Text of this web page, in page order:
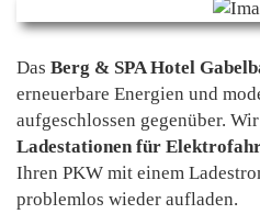
Das Berg & SPA Hotel
erneuerbare Energien und
aufgeschlossen gegenüber.
Ladestationen für
Ihren PKW mit einem
problemlos wieder aufladen.